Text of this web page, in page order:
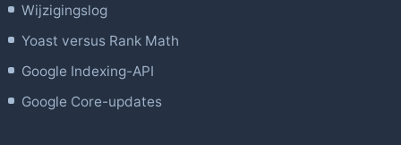
Wijzigingslog
Yoast versus Rank Math
Google Indexing-API
Google Core-updates